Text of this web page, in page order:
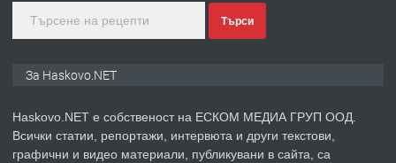
преди 3 дни
Търси
За Haskovo.NET
Haskovo.NET е собственост на ЕСКОМ МЕДИА ГРУП ООД.
Всички статии, репортажи, интервюта и други текстови,
графични и видео материали, публикувани в сайта, са